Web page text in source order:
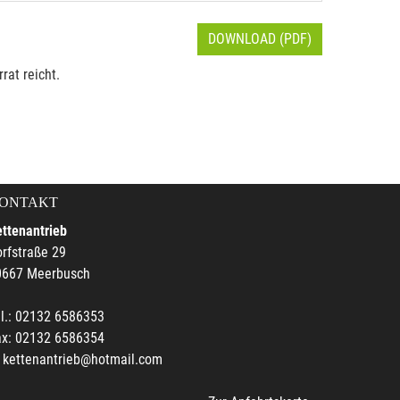
DOWNLOAD (PDF)
reicht.
29
Meerbusch
02132 6586353
02132 6586354
kettenantrieb@hotmail.com